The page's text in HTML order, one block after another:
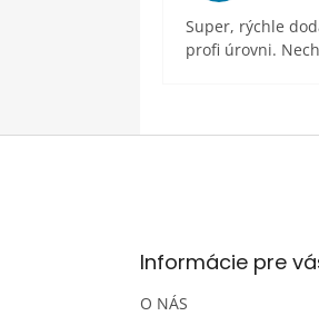
Super, rýchle
profi úrovni.
Informácie pre
O NÁS